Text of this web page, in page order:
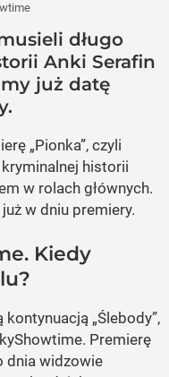
długo
Anki Serafin
już datę
„Pionka”, czyli
kryminalnej historii
w rolach głównych.
w dniu premiery.
Kiedy
„Ślebody”,
Premierę
dnia widzowie